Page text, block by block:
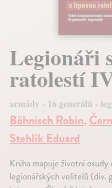
Legionáři
ratolestí
armády - 16 generálů -
Böhnisch Robin,
Stehlík Eduard
Kniha mapuje životní
legionářských velitelů